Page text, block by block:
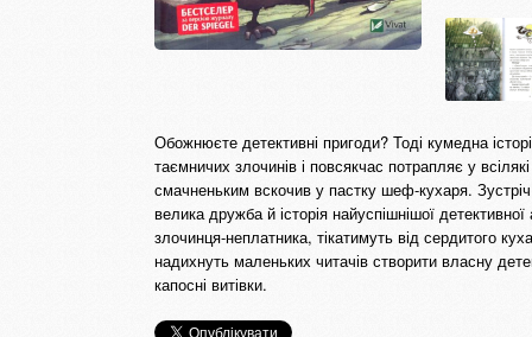
Обожнюєте детективні пригоди? Тоді кумедна
таємничих злочинів і повсякчас потрапляє у
смачненьким вскочив у пастку шеф-кухаря.
велика дружба й історія найуспішнішої детективної
злочинця-неплатника, тікатимуть від сердитого
надихнуть маленьких читачів створити власну
капосні витівки.